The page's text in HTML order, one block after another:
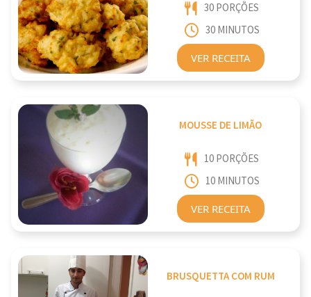
30 PORÇÕES
30 MINUTOS
VER RECEITA
MOUSSE DE LIMÃO
10 PORÇÕES
10 MINUTOS
VER RECEITA
BRUSQUETTA COM RUM